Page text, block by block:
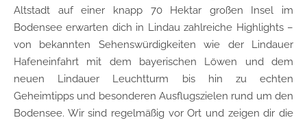
Altstadt auf einer knapp 70 Hektar großen Insel im
Bodensee erwarten dich in Lindau zahlreiche Highlights –
von bekannten Sehenswürdigkeiten wie der Lindauer
Hafeneinfahrt mit dem bayerischen Löwen und dem
neuen Lindauer Leuchtturm bis hin zu echten
Geheimtipps und besonderen Ausflugszielen rund um den
Bodensee. Wir sind regelmäßig vor Ort und zeigen dir die